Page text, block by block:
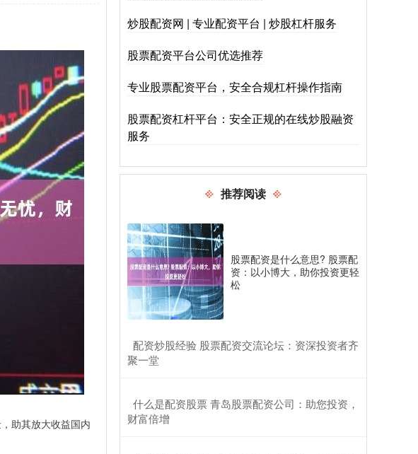
助其放大收益国内
炒股配资网 | 专业配资平台 | 炒股杠杆服务
股票配资平台公司优选推荐
专业股票配资平台，安全合规杠杆操作指南
股票配资杠杆平台：安全正规的在线炒股融资
服务
推荐阅读
股票配资是什么意思? 股票配
资：以小博大，助你投资更轻
松
​配资炒股经验 股票配资交流论坛：资深投资者齐
聚一堂
​什么是配资股票 青岛股票配资公司：助您投资，
财富倍增